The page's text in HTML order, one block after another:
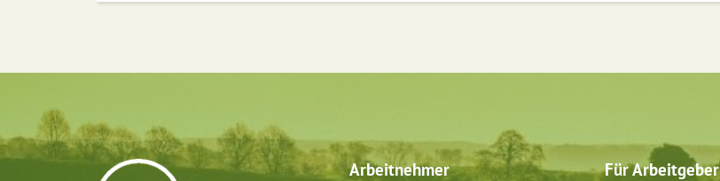
Arbeitnehmer Für Arbeitgeber